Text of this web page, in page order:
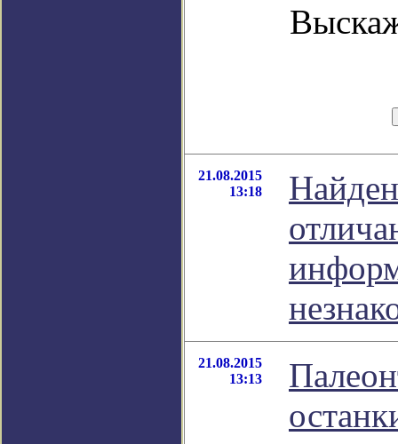
21.08.2015
13:18
21.08.2015
13:13